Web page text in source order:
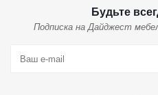
Будьте
Подписка на Дайджест